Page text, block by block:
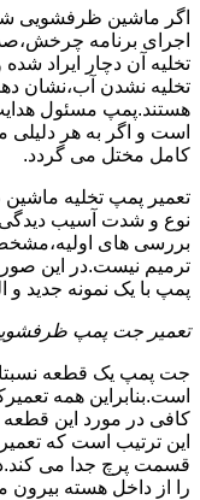
اگر ماشین ظرفشویی
اجرای برنامه
تخلیه آن دچار ایراد
تخلیه نشدن آب،نشان
هستند.پمپ مسئول
است و اگر به هر
کامل مختل می گردد.
تعمیر پمپ تخلیه
نوع و شدت آسیب
بررسی های
ترمیم نیست.در این
پمپ با یک نمونه جدید و
تعمیر جت پمپ
جت پمپ یک قطعه
است.بنابراین همه
کافی در مورد این
این ترتیب است که
قسمت پرچ جدا می
را از داخل هسته بیرون